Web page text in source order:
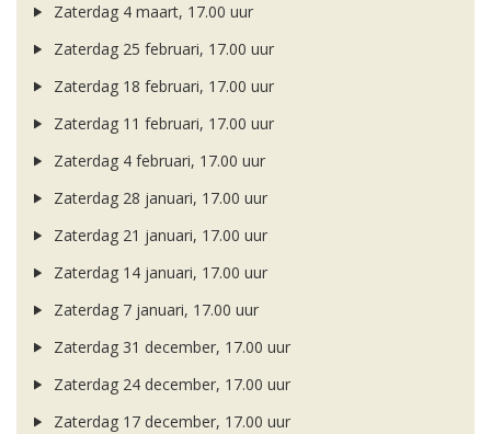
Zaterdag 4 maart, 17.00 uur
Zaterdag 25 februari, 17.00 uur
Zaterdag 18 februari, 17.00 uur
Zaterdag 11 februari, 17.00 uur
Zaterdag 4 februari, 17.00 uur
Zaterdag 28 januari, 17.00 uur
Zaterdag 21 januari, 17.00 uur
Zaterdag 14 januari, 17.00 uur
Zaterdag 7 januari, 17.00 uur
Zaterdag 31 december, 17.00 uur
Zaterdag 24 december, 17.00 uur
Zaterdag 17 december, 17.00 uur